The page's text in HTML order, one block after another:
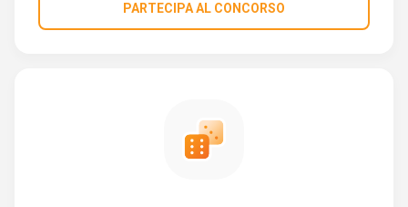
PARTECIPA AL CONCORSO